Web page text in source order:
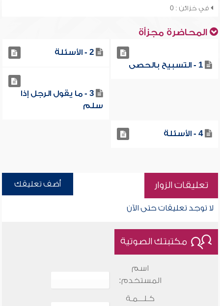
في خزائن : 0
المحاضرة مجزأة
1 - التسبيح بالحصى
2 - الأسئلة
3 - ما يقول الرجل إذا
سلم
4 - الأسئلة
تعليقات الزوار أضف تعليقك
لا توجد تعليقات حتى الآن
مكتبتك الصوتية
اسم
المستخدم:
كـلـــمـة